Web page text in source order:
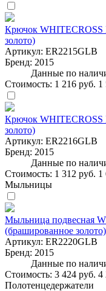
Крючок WHITECROSS
золото)
Артикул: ER2215GLB
Бренд: 2015
Данные по
Стоимость: 1 216 руб. 1
Крючок WHITECROSS
золото)
Артикул: ER2216GLB
Бренд: 2015
Данные по
Стоимость: 1 312 руб. 1
Мыльницы
Мыльница подвесная
(брашированное золото)
Артикул: ER2220GLB
Бренд: 2015
Данные по
Стоимость: 3 424 руб. 4
Полотенцедержатели